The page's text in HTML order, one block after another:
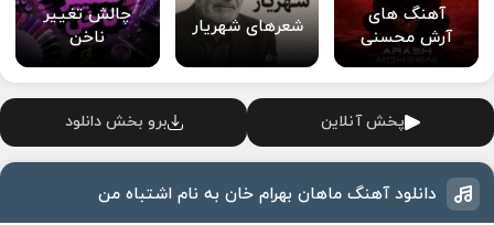
آهنگ های
آرش محسنی
شعرهای شهریار
چالش تغییر
ناخن
پخش آنلاین برو بخش دانلود
دانلود آهنگ ماهان بهرام خان به نام اشتباه من